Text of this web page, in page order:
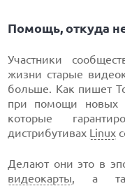
Помощь, откуда
Участники
жизни старые
больше. Как пишет
при помощи новых
которые
дистрибутивах Linux
Делают они это в
видеокарты, а